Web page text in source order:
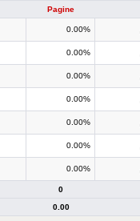
Pagine
0.00%
0.00%
0.00%
0.00%
0.00%
0.00%
0.00%
0
0.00